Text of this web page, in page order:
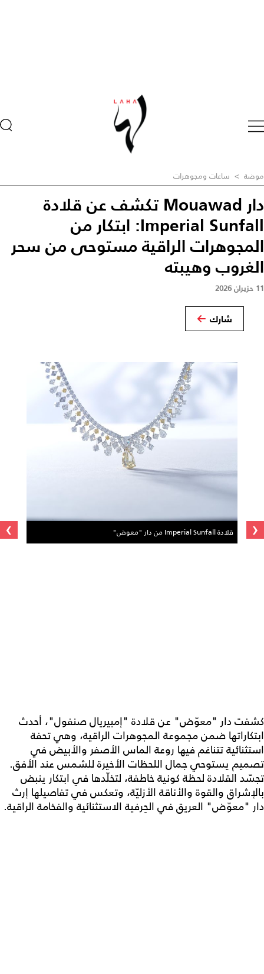
موضة > ساعات ومجوهرات
دار Mouawad تكشف عن قلادة
Imperial Sunfall: ابتكار من
المجوهرات الراقية مستوحى من سحر
الغروب وهيبته
11 حزيران 2026
شارك
قلادة Imperial Sunfall من دار "معوض" ‹
›
كشفت دار "معوّض" عن قلادة "إمبيريال صنفول"، أحدث
ابتكاراتها ضمن مجموعة المجوهرات الراقية، وهي تحفة
استثنائية تتناغم فيها روعة الماس الأصفر والأبيض في
تصميم يستوحي جمال اللحظات الأخيرة للشمس عند الأفق.
تجسّد القلادة لحظة كونية خاطفة، لتخلّدها في ابتكار ينبض
بالإشراق والقوة والأناقة الأزليّة، وتعكس في تفاصيلها إرث
دار "معوّض" العريق في الحِرفية الاستثنائية والفخامة الراقية.